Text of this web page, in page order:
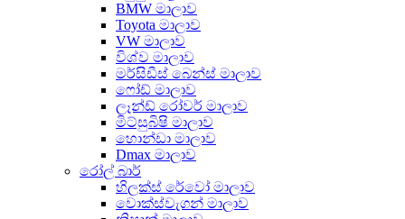
BMW මාලාව
Toyota මාලාව
VW මාලාව
විශ්ව මාලාව
මර්සිඩීස් බෙන්ස් මාලාව
ෆෝඩ් මාලාව
ලෑන්ඩ් රෝවර් මාලාව
මිට්සුබිෂි මාලාව
හොන්ඩා මාලාව
Dmax මාලාව
රෝල් බාර්
හිලක්ස් රේවෝ මාලාව
වොක්ස්වැගන් මාලාව